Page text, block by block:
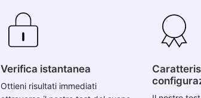
Verifica istantanea
Ottieni risultati immediati